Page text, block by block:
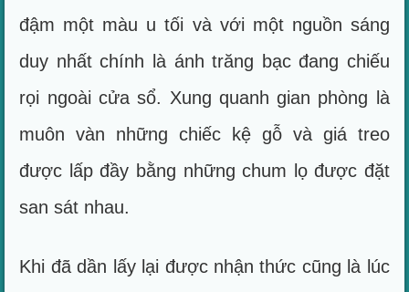
đậm một màu u tối và với một nguồn sáng
duy nhất chính là ánh trăng bạc đang chiếu
rọi ngoài cửa sổ. Xung quanh gian phòng là
muôn vàn những chiếc kệ gỗ và giá treo
được lấp đầy bằng những chum lọ được đặt
san sát nhau.
Khi đã dần lấy lại được nhận thức cũng là lúc